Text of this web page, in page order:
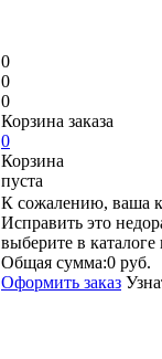
0
0
0
Корзина заказа
0
Корзина
пуста
К сожалению, ваша
Исправить это
выберите в
Общая сумма:0 руб.
Оформить заказ